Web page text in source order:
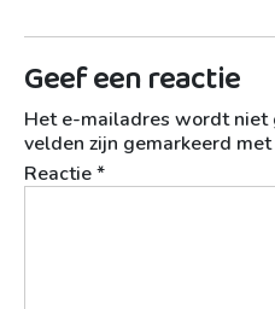
Geef een reactie
Het e-mailadres wordt niet
velden zijn gemarkeerd met
Reactie*